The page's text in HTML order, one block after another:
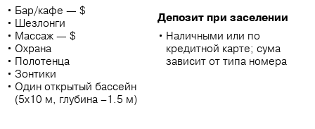
Бар/кафе — $
Шезлонги
Массаж — $
Охрана
Полотенца
Зонтики
Один открытый бассейн
(5х10 м, глубина –1.5 м)
Депозит при заселении
Наличными или по
кредитной карте; сума
зависит от типа номера